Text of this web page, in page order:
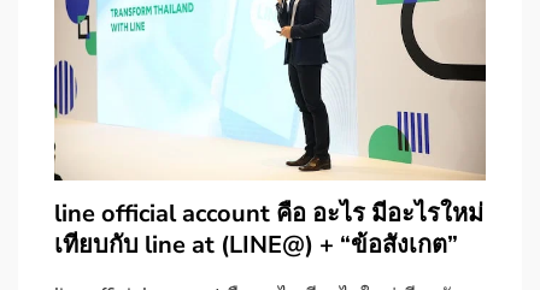
line official account คือ อะไร มีอะไรใหม่
เทียบกับ line at (LINE@) + “ข้อสังเกต”